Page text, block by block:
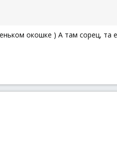
окошке ) А там сорец, та